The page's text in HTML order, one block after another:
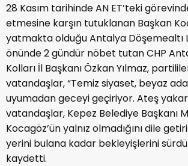
28 Kasım tarihinde AN ET’teki
etmesine karşın tutuklanan Başkan
yatmakta olduğu Antalya Döşemealtı
önünde 2 gündür nöbet tutan CHP
Kolları İl Başkanı Özkan Yılmaz,
vatandaşlar, “Temiz siyaset, beyaz
uyumadan geceyi geçiriyor. Ateş
vatandaşlar, Kepez Belediye Başkanı
Kocagöz’ün yalnız olmadığını dile
yerini bulana kadar bekleyişlerini
kaydetti.